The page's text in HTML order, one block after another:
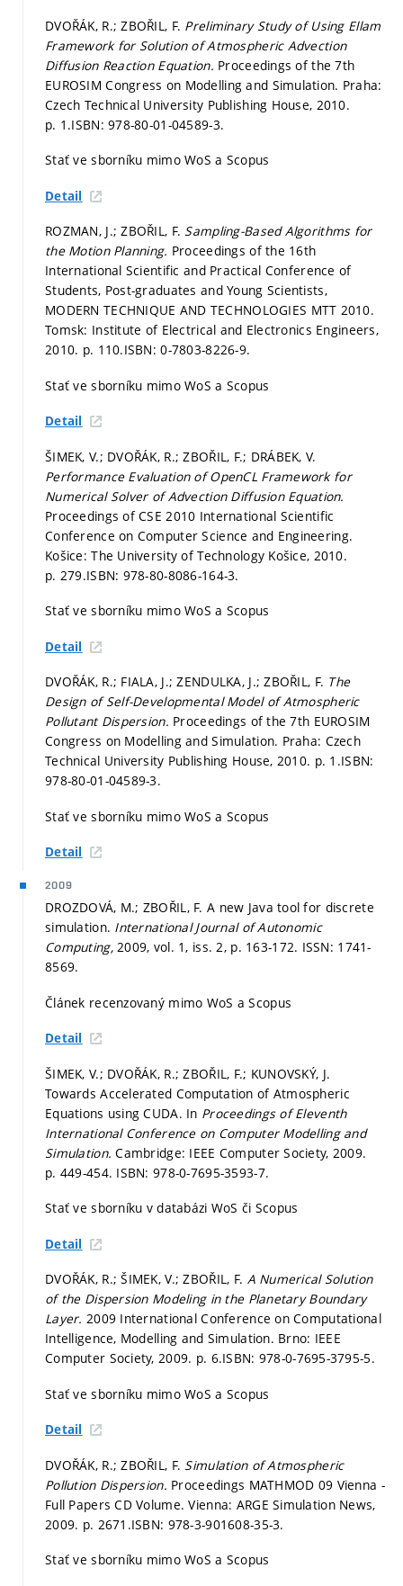
DVOŘÁK, R.; ZBOŘIL, F. Preliminary Study of Using Ellam
Framework for Solution of Atmospheric Advection
Diffusion Reaction Equation. Proceedings of the 7th
EUROSIM Congress on Modelling and Simulation. Praha:
Czech Technical University Publishing House, 2010.
p. 1.ISBN: 978-80-01-04589-3.
Stať ve sborníku mimo WoS a Scopus
Detail
ROZMAN, J.; ZBOŘIL, F. Sampling-Based Algorithms for
the Motion Planning. Proceedings of the 16th
International Scientific and Practical Conference of
Students, Post-graduates and Young Scientists,
MODERN TECHNIQUE AND TECHNOLOGIES MTT 2010.
Tomsk: Institute of Electrical and Electronics Engineers,
2010. p. 110.ISBN: 0-7803-8226-9.
Stať ve sborníku mimo WoS a Scopus
Detail
ŠIMEK, V.; DVOŘÁK, R.; ZBOŘIL, F.; DRÁBEK, V.
Performance Evaluation of OpenCL Framework for
Numerical Solver of Advection Diffusion Equation.
Proceedings of CSE 2010 International Scientific
Conference on Computer Science and Engineering.
Košice: The University of Technology Košice, 2010.
p. 279.ISBN: 978-80-8086-164-3.
Stať ve sborníku mimo WoS a Scopus
Detail
DVOŘÁK, R.; FIALA, J.; ZENDULKA, J.; ZBOŘIL, F. The
Design of Self-Developmental Model of Atmospheric
Pollutant Dispersion. Proceedings of the 7th EUROSIM
Congress on Modelling and Simulation. Praha: Czech
Technical University Publishing House, 2010. p. 1.ISBN:
978-80-01-04589-3.
Stať ve sborníku mimo WoS a Scopus
Detail
2009
DROZDOVÁ, M.; ZBOŘIL, F. A new Java tool for discrete
simulation. International Journal of Autonomic
Computing,2009, vol. 1, iss. 2, p. 163-172. ISSN: 1741-
8569.
Článek recenzovaný mimo WoS a Scopus
Detail
ŠIMEK, V.; DVOŘÁK, R.; ZBOŘIL, F.; KUNOVSKÝ, J.
Towards Accelerated Computation of Atmospheric
Equations using CUDA. In Proceedings of Eleventh
International Conference on Computer Modelling and
Simulation.Cambridge: IEEE Computer Society, 2009.
p. 449-454. ISBN: 978-0-7695-3593-7.
Stať ve sborníku v databázi WoS či Scopus
Detail
DVOŘÁK, R.; ŠIMEK, V.; ZBOŘIL, F. A Numerical Solution
of the Dispersion Modeling in the Planetary Boundary
Layer. 2009 International Conference on Computational
Intelligence, Modelling and Simulation. Brno: IEEE
Computer Society, 2009. p. 6.ISBN: 978-0-7695-3795-5.
Stať ve sborníku mimo WoS a Scopus
Detail
DVOŘÁK, R.; ZBOŘIL, F. Simulation of Atmospheric
Pollution Dispersion. Proceedings MATHMOD 09 Vienna -
Full Papers CD Volume. Vienna: ARGE Simulation News,
2009. p. 2671.ISBN: 978-3-901608-35-3.
Stať ve sborníku mimo WoS a Scopus